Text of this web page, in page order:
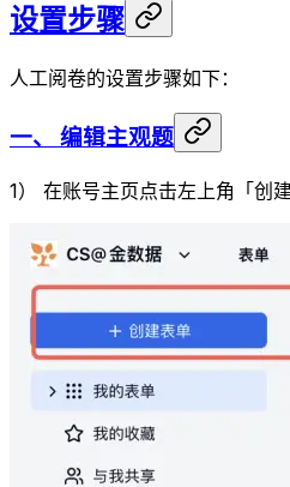
设置步骤
人工阅卷的设置步骤如下：
一、 编辑主观题
1） 在账号主页点击左上角「创